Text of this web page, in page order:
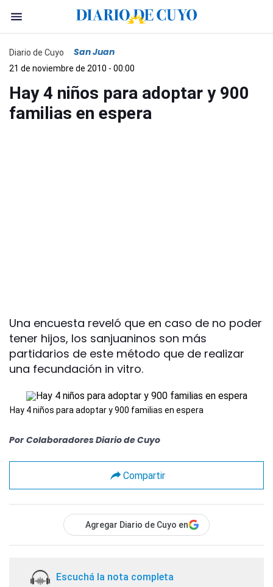
Diario de Cuyo San Juan
21 de noviembre de 2010 - 00:00
Hay 4 niños para adoptar y 900
familias en espera
Una encuesta reveló que en caso de no poder
tener hijos, los sanjuaninos son más
partidarios de este método que de realizar
una fecundación in vitro.
Hay 4 niños para adoptar y 900 familias en espera
Por Colaboradores Diario de Cuyo
Compartir
Agregar Diario de Cuyo en
Escuchá la nota completa